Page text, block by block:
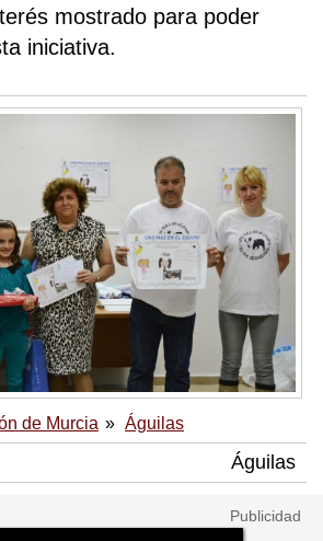
mostrado para poder
iniciativa.
de Murcia Águilas
Águilas